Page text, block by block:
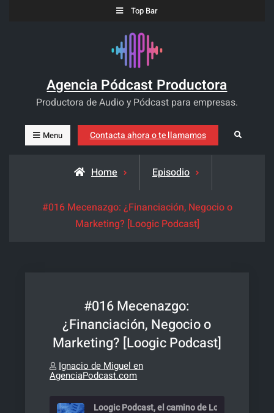
Top Bar
Agencia Pódcast Productora
Productora de Audio y Pódcast para empresas.
Menu Search
Contacta ahora o te llamamos
Home Episodio
#016 Mecenazgo: ¿Financiación, Negocio o
Marketing? [Loogic Podcast]
#016 Mecenazgo:
¿Financiación, Negocio o
Marketing? [Loogic Podcast]
Ignacio de Miguel en
AgenciaPodcast.com
Loogic Podcast, el camino de Loogic.com